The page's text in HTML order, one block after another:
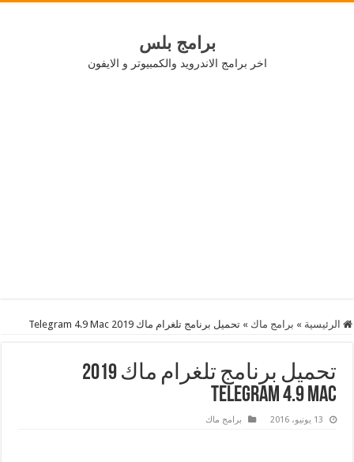
برامج بلس
اخر برامج الاندرويد والكمبيوتر و الايفون
الرئيسية » برامج ماك » تحميل برنامج تلغرام ماك 2019 Telegram 4.9 Mac
تحميل برنامج تلغرام ماك 2019
Telegram 4.9 Mac
13 يونيو، 2016 برامج ماك